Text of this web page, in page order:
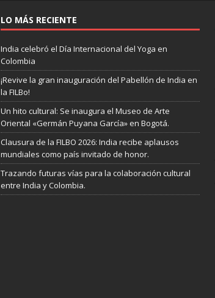
LO MÁS RECIENTE
India celebró el Día Internacional del Yoga en
Colombia
¡Revive la gran inauguración del Pabellón de India en
la FILBo!
Un hito cultural: Se inaugura el Museo de Arte
Oriental «Germán Puyana García» en Bogotá.
Clausura de la FILBO 2026: India recibe aplausos
mundiales como país invitado de honor.
Trazando futuras vías para la colaboración cultural
entre India y Colombia.